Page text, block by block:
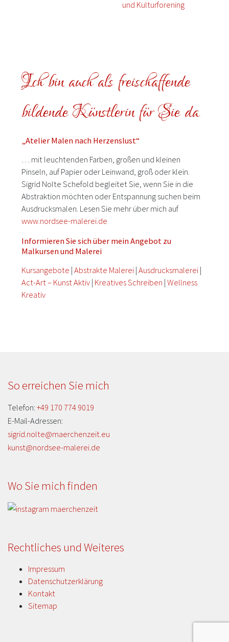
Ich bin auch als freischaffende
bildende Künstlerin für Sie da
„Atelier Malen nach Herzenslust“
… mit leuchtenden Farben, großen und kleinen
Pinseln, auf Papier oder Leinwand, groß oder klein.
Sigrid Nolte Schefold begleitet Sie, wenn Sie in die
Abstraktion möchten oder Entspannung suchen beim
Ausdrucksmalen. Lesen Sie mehr über mich auf
www.nordsee-malerei.de
Informieren Sie sich über mein Angebot zu
Malkursen und Malerei
Kursangebote |Abstrakte Malerei |Ausdrucksmalerei |
Act-Art – Kunst Aktiv | Kreatives Schreiben |Wellness
Kreativ
So erreichen Sie mich
Telefon: +49 170 774 9019
E-Mail-Adressen:
sigrid.nolte@maerchenzeit.eu
kunst@nordsee-malerei.de
Wo Sie mich finden
Rechtliches und Weiteres
Impressum
Datenschutzerklärung
Kontakt
Sitemap